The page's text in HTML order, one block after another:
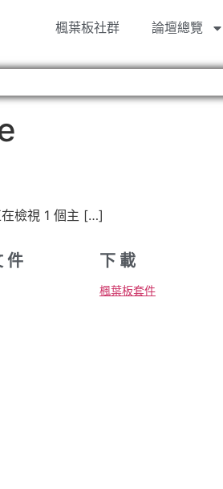
楓葉板社群 論壇總覽
檢視 1 個主 […]
件 下 載
楓葉板套件